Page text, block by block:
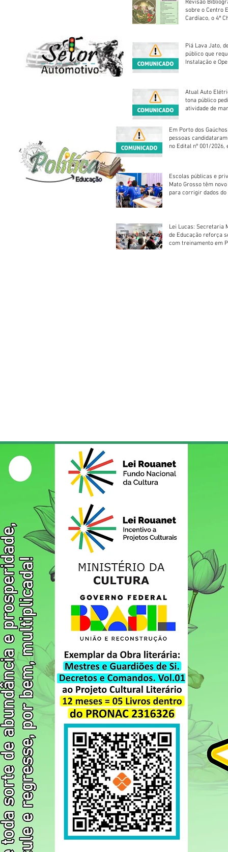
Revisão
sobre o Centro
Cardíaco, o 4ª
Piá Lava Jato,
público que
Instalação e
Atual Auto
tona público
atividade de
Em Porto dos
pessoas
no Edital nº 001/2026,
Escolas públicas e
Mato Grosso têm
para corrigir dados do
Lei Lucas: Secretaria
de Educação reforça
com treinamento em